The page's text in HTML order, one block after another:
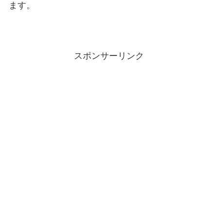
ます。
スポンサーリンク